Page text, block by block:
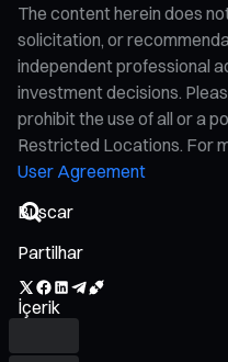
The content herein does
solicitation, or
independent professional
investment decisions.
prohibit the use of all or a
Restricted Locations. For
User Agreement
Partilhar
İçerik